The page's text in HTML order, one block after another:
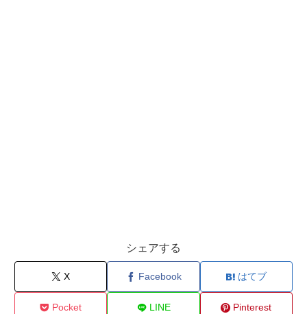
シェアする
X Facebook はてブ
Pocket LINE Pinterest